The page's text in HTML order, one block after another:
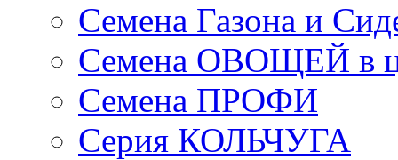
Семена Газона и
Семена ОВОЩЕЙ в
Семена ПРОФИ
Серия КОЛЬЧУГА